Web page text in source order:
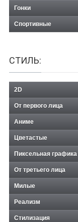
Гонки
Спортивные
СТИЛЬ:
2D
От первого лица
Аниме
Цветастые
Пиксельная графика
От третьего лица
Милые
Реализм
Стилизация